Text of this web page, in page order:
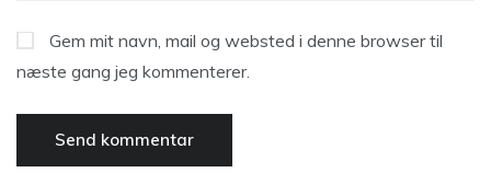
Gem mit navn, mail og websted i denne browser til
næste gang jeg kommenterer.